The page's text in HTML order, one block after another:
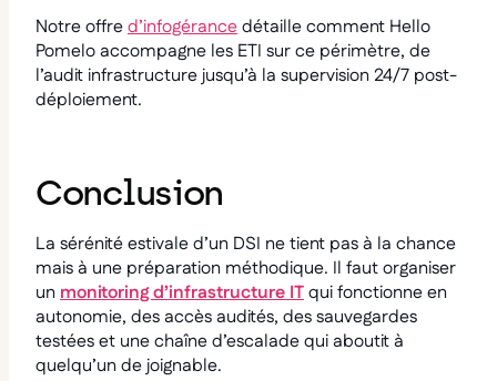
Notre offred’infogérancedétaille comment Hello
Pomelo accompagne les ETI sur ce périmètre, de
l’audit infrastructure jusqu’à la supervision 24/7 post-
déploiement.
Conclusion
La sérénité estivale d’un DSI ne tient pas à la chance
mais à une préparation méthodique. Il faut organiser
un monitoring d’infrastructure ITqui fonctionne en
autonomie, des accès audités, des sauvegardes
testées et une chaîne d’escalade qui aboutit à
quelqu’un de joignable.